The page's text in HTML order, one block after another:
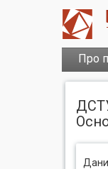
Про